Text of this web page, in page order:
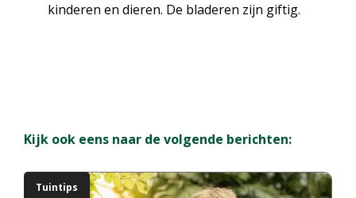
kinderen en dieren. De bladeren zijn giftig.
Kijk ook eens naar de volgende berichten:
Tuintips